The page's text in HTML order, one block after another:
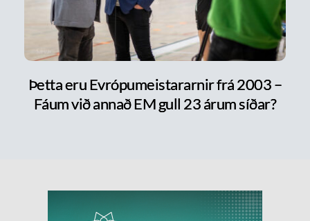
Þetta eru Evrópumeistararnir frá 2003 –
Fáum við annað EM gull 23 árum síðar?